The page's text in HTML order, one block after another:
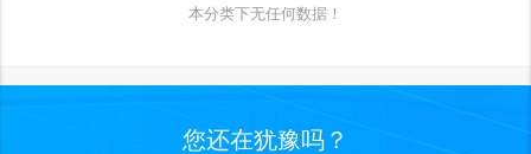
本分类下无任何数据！
您还在犹豫吗？